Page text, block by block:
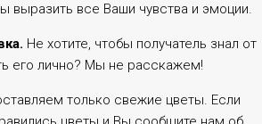
выразить все Ваши чувства и эмоции.
Не хотите, чтобы получатель знал от
его лично? Мы не расскажем!
только свежие цветы. Если